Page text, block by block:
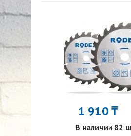
1 910 ₸
В наличии 82